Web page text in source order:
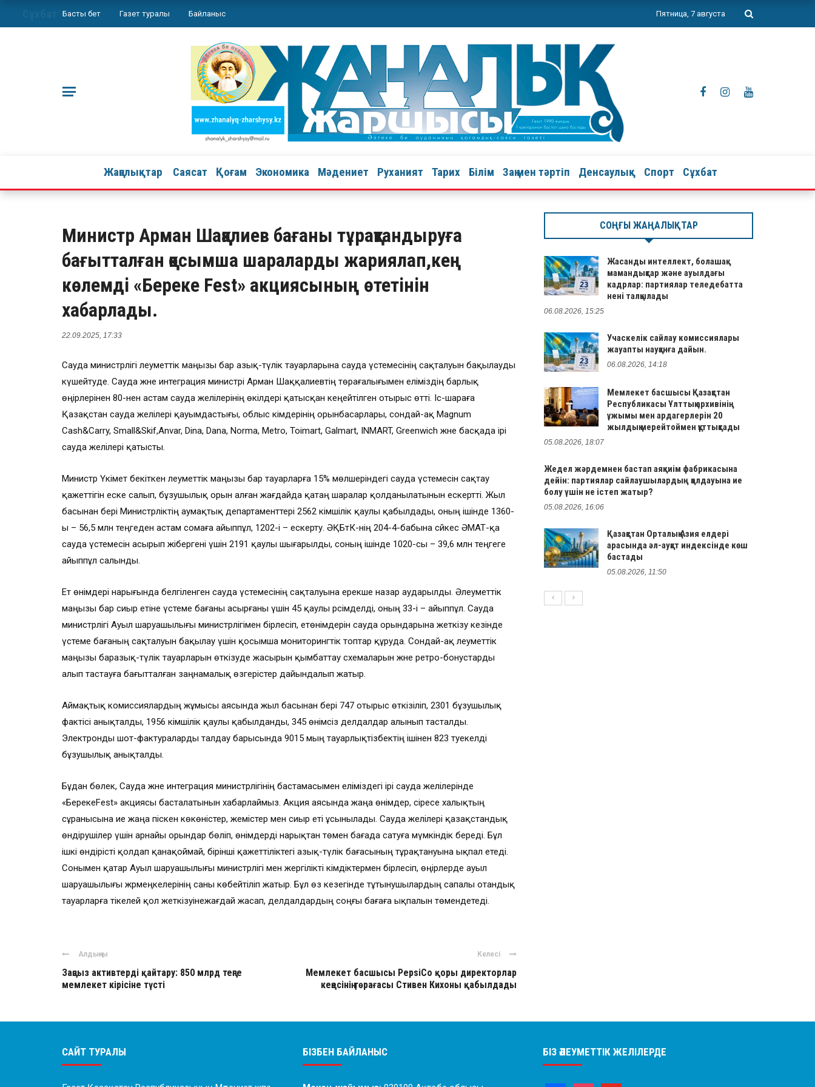
Басты бет Газет туралы Байланыс Пятница, 7 августа
Жаңалықтар Саясат Қоғам Экономика Мәдениет Руханият Тарих Білім Заң мен тәртіп Денсаулық Спорт Сұхбат
Министр Арман Шаққалиев бағаны тұрақтандыруға
бағытталған қосымша шараларды жариялап,кең
көлемді «Береке Fest» акциясының өтетінін
хабарлады.
22.09.2025, 17:33
Сауда министрлігі әлеуметтік маңызы бар азық-түлік тауарларына сауда үстемесінің сақталуын бақылауды
күшейтуде. Сауда және интеграция министрі Арман Шаққалиевтің төрағалығымен еліміздің барлық
өңірлерінен 80-нен астам сауда желілерінің өкілдері қатысқан кеңейтілген отырыс өтті. Іс-шараға
Қазақстан сауда желілері қауымдастығы, облыс әкімдерінің орынбасарлары, сондай-ақ Magnum
Cash&Carry, Small&Skif,Anvar, Dina, Dana, Norma, Metro, Toimart, Galmart, INMART, Greenwich және басқада ірі
сауда желілері қатысты.
Министр Үкімет бекіткен әлеуметтік маңызы бар тауарларға 15% мөлшеріндегі сауда үстемесін сақтау
қажеттігін еске салып, бұзушылық орын алған жағдайда қатаң шаралар қолданылатынын ескертті. Жыл
басынан бері Министрліктің аумақтық департаменттері 2562 әкімшілік қаулы қабылдады, оның ішінде 1360-
ы – 56,5 млн теңгеден астам сомаға айыппұл, 1202-і – ескерту. ӘҚБтК-нің 204-4-бабына сәйкес ӘМАТ-қа
сауда үстемесін асырып жібергені үшін 2191 қаулы шығарылды, соның ішінде 1020-сы – 39,6 млн теңгеге
айыппұл салынды.
Ет өнімдері нарығында белгіленген сауда үстемесінің сақталуына ерекше назар аударылды. Әлеуметтік
маңызы бар сиыр етіне үстеме бағаны асырғаны үшін 45 қаулы рәсімделді, оның 33-і – айыппұл. Сауда
министрлігі Ауыл шаруашылығы министрлігімен бірлесіп, етөнімдерін сауда орындарына жеткізу кезінде
үстеме бағаның сақталуын бақылау үшін қосымша мониторингтік топтар құруда. Сондай-ақ әлеуметтік
маңызы баразық-түлік тауарларын өткізуде жасырын қымбаттау схемаларын және ретро-бонустарды
алып тастауға бағытталған заңнамалық өзгерістер дайындалып жатыр.
Аймақтық комиссиялардың жұмысы аясында жыл басынан бері 747 отырыс өткізіліп, 2301 бұзушылық
фактісі анықталды, 1956 әкімшілік қаулы қабылданды, 345 өнімсіз делдалдар алынып тасталды.
Электронды шот-фактураларды талдау барысында 9015 мың тауарлықтізбектің ішінен 823 тәуекелді
бұзушылық анықталды.
Бұдан бөлек, Сауда және интеграция министрлігінің бастамасымен еліміздегі ірі сауда желілерінде
«БерекеFest» акциясы басталатынын хабарлаймыз. Акция аясында жаңа өнімдер, әсіресе халықтың
сұранысына ие жаңа піскен көкөністер, жемістер мен сиыр еті ұсынылады. Сауда желілері қазақстандық
өндірушілер үшін арнайы орындар бөліп, өнімдерді нарықтан төмен бағада сатуға мүмкіндік береді. Бұл
ішкі өндірісті қолдап қанақоймай, бірінші қажеттіліктегі азық-түлік бағасының тұрақтануына ықпал етеді.
Сонымен қатар Ауыл шаруашылығы министрлігі мен жергілікті әкімдіктермен бірлесіп, өңірлерде ауыл
шаруашылығы жәрмеңкелерінің саны көбейтіліп жатыр. Бұл өз кезегінде тұтынушылардың сапалы отандық
тауарларға тікелей қол жеткізуінежағдай жасап, делдалдардың соңғы бағаға ықпалын төмендетеді.
Алдыңғы
Заңсыз активтерді қайтару: 850 млрд теңге
мемлекет кірісіне түсті
Келесі
Мемлекет басшысы PepsiCo қоры директорлар
кеңесінің төрағасы Стивен Кихоны қабылдады
СОҢҒЫ ЖАҢАЛЫҚТАР
Жасанды интеллект, болашақ
мамандықтар және ауылдағы
кадрлар: партиялар теледебатта
нені талқылады
06.08.2026, 15:25
Учаскелік сайлау комиссиялары
жауапты науқанға дайын.
06.08.2026, 14:18
Мемлекет басшысы Қазақстан
Республикасы Ұлттық архивінің
ұжымы мен ардагерлерін 20
жылдық мерейтоймен құттықтады
05.08.2026, 18:07
Жедел жәрдемнен бастап аяқкиім фабрикасына
дейін: партиялар сайлаушылардың қолдауына ие
болу үшін не істеп жатыр?
05.08.2026, 16:06
Қазақстан Орталық Азия елдері
арасында әл-ауқат индексінде көш
бастады
05.08.2026, 11:50
САЙТ ТУРАЛЫ БІЗБЕН БАЙЛАНЫС БІЗ ӘЛЕУМЕТТІК ЖЕЛІЛЕРДЕ